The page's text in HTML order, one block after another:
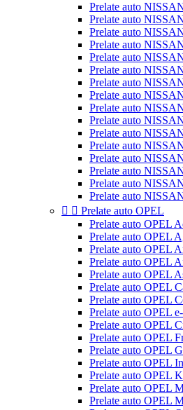
Prelate auto
Prelate auto
Prelate auto
Prelate auto
Prelate auto
Prelate auto
Prelate auto
Prelate auto
Prelate auto
Prelate auto
Prelate auto
Prelate auto
Prelate auto
Prelate auto
Prelate auto
Prelate auto
  Prelate auto OPEL
Prelate auto OPEL
Prelate auto OPEL
Prelate auto OPEL
Prelate auto OPEL
Prelate auto OPEL
Prelate auto OPEL
Prelate auto OPEL
Prelate auto OPEL
Prelate auto OPEL
Prelate auto OPEL
Prelate auto OPEL
Prelate auto OPEL
Prelate auto OPEL
Prelate auto OPEL
Prelate auto OPEL